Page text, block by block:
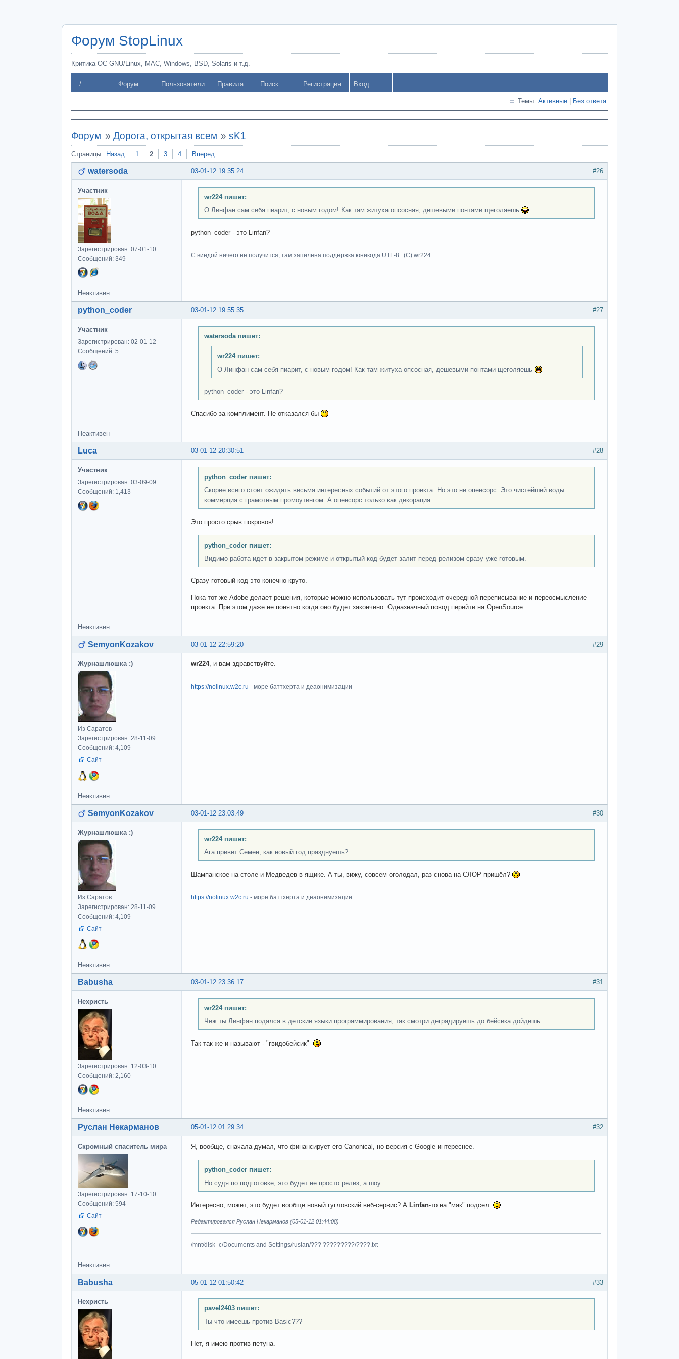
Форум StopLinux
Критика ОС GNU/Linux, MAC, Windows, BSD, Solaris и т.д.
../ Форум Пользователи Правила Поиск Регистрация Вход
Темы: Активные Без ответа
Форум » Дорога, открытая всем »sK1
Страницы Назад 1 2 3 4 Вперед
#26
03-01-12 19:35:24
watersoda
Участник
Зарегистрирован: 07-01-10
Сообщений: 349
wr224 пишет:
О Линфан сам себя пиарит, с новым годом! Как там житуха опсосная, дешевыми понтами щеголяешь
python_coder - это Linfan?
С виндой ничего не получится, там запилена поддержка юникода UTF-8 (C) wr224
Неактивен
#27
03-01-12 19:55:35
python_coder
Участник
Зарегистрирован: 02-01-12
Сообщений: 5
watersoda пишет:
wr224 пишет:
О Линфан сам себя пиарит, с новым годом! Как там житуха опсосная, дешевыми понтами щеголяешь
python_coder - это Linfan?
Спасибо за комплимент. Не отказался бы
Неактивен
#28
03-01-12 20:30:51
Luca
Участник
Зарегистрирован: 03-09-09
Сообщений: 1,413
python_coder пишет:
Скорее всего стоит ожидать весьма интересных событий от этого проекта. Но это не опенсорс. Это чистейшей воды
коммерция с грамотным промоутингом. А опенсорс только как декорация.
Это просто срыв покровов!
python_coder пишет:
Видимо работа идет в закрытом режиме и открытый код будет залит перед релизом сразу уже готовым.
Сразу готовый код это конечно круто.
Пока тот же Adobe делает решения, которые можно использовать тут происходит очередной переписывание и переосмысление
проекта. При этом даже не понятно когда оно будет закончено. Одназначный повод перейти на OpenSource.
Неактивен
#29
03-01-12 22:59:20
SemyonKozakov
Журнашлюшка :)
Из Саратов
Зарегистрирован: 28-11-09
Сообщений: 4,109
Сайт
wr224, и вам здравствуйте.
https://nolinux.w2c.ru - море баттхерта и деаонимизации
Неактивен
#30
03-01-12 23:03:49
SemyonKozakov
Журнашлюшка :)
Из Саратов
Зарегистрирован: 28-11-09
Сообщений: 4,109
Сайт
wr224 пишет:
Ага привет Семен, как новый год празднуешь?
Шампанское на столе и Медведев в ящике. А ты, вижу, совсем оголодал, раз снова на СЛОР пришёл?
https://nolinux.w2c.ru - море баттхерта и деаонимизации
Неактивен
#31
03-01-12 23:36:17
Babusha
Нехристь
Зарегистрирован: 12-03-10
Сообщений: 2,160
wr224 пишет:
Чеж ты Линфан подался в детские языки программирования, так смотри деградируешь до бейсика дойдешь
Так так же и называют - "гвидобейсик"
Неактивен
#32
05-01-12 01:29:34
Руслан Некарманов
Скромный спаситель мира
Зарегистрирован: 17-10-10
Сообщений: 594
Сайт
Я, вообще, сначала думал, что финансирует его Canonical, но версия с Google интереснее.
python_coder пишет:
Но судя по подготовке, это будет не просто релиз, а шоу.
Интересно, может, это будет вообще новый гугловский веб-сервис? А Linfan-то на "мак" подсел.
Редактировался Руслан Некарманов (05-01-12 01:44:08)
/mnt/disk_c/Documents and Settings/ruslan/??? ?????????/????.txt
Неактивен
#33
05-01-12 01:50:42
Babusha
Нехристь
pavel2403 пишет:
Ты что имеешь против Basic???
Нет, я имею против петуна.